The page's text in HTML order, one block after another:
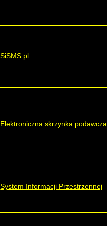
SiSMS.pl
Elektroniczna skrzynka podawcza
System Informacji Przestrzennej